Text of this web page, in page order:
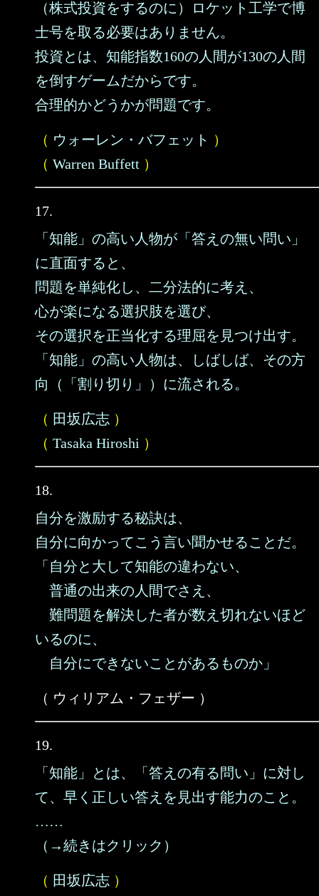
（株式投資をするのに）ロケット工学で博
士号を取る必要はありません。
投資とは、知能指数160の人間が130の人間
を倒すゲームだからです。
合理的かどうかが問題です。
（ ウォーレン・バフェット ）
（ Warren Buffett ）
17.
「知能」の高い人物が「答えの無い問い」
に直面すると、
問題を単純化し、二分法的に考え、
心が楽になる選択肢を選び、
その選択を正当化する理屈を見つけ出す。
「知能」の高い人物は、しばしば、その方
向（「割り切り」）に流される。
（ 田坂広志 ）
（ Tasaka Hiroshi ）
18.
自分を激励する秘訣は、
自分に向かってこう言い聞かせることだ。
「自分と大して知能の違わない、
普通の出来の人間でさえ、
難問題を解決した者が数え切れないほど
いるのに、
自分にできないことがあるものか」
（ ウィリアム・フェザー ）
19.
「知能」とは、「答えの有る問い」に対し
て、早く正しい答えを見出す能力のこと。
……
（→続きはクリック）
（ 田坂広志 ）